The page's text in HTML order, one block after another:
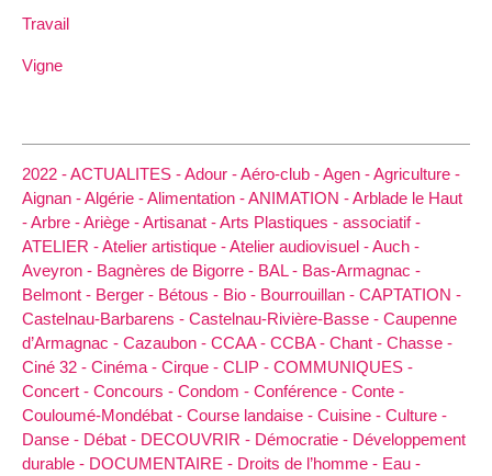
Travail
Vigne
2022 -ACTUALITES -Adour -Aéro-club -Agen -Agriculture -
Aignan -Algérie -Alimentation -ANIMATION -Arblade le Haut
-Arbre -Ariège -Artisanat -Arts Plastiques - associatif -
ATELIER -Atelier artistique -Atelier audiovisuel -Auch -
Aveyron - Bagnères de Bigorre - BAL - Bas-Armagnac -
Belmont - Berger - Bétous - Bio - Bourrouillan - CAPTATION -
Castelnau-Barbarens - Castelnau-Rivière-Basse - Caupenne
d’Armagnac - Cazaubon - CCAA - CCBA - Chant - Chasse -
Ciné 32 - Cinéma - Cirque - CLIP - COMMUNIQUES -
Concert - Concours - Condom - Conférence - Conte -
Couloumé-Mondébat - Course landaise - Cuisine - Culture -
Danse - Débat - DECOUVRIR - Démocratie - Développement
durable - DOCUMENTAIRE - Droits de l’homme - Eau -